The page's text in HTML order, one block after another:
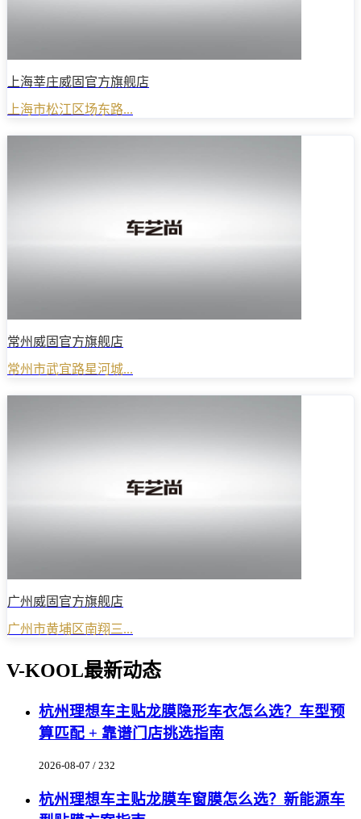
上海莘庄威固官方旗舰店
上海市松江区场东路...
常州威固官方旗舰店
常州市武宜路星河城...
广州威固官方旗舰店
广州市黄埔区南翔三...
V-KOOL最新动态
杭州理想车主贴龙膜隐形车衣怎么选？车型预
算匹配 + 靠谱门店挑选指南
2026-08-07 / 232
杭州理想车主贴龙膜车窗膜怎么选？新能源车